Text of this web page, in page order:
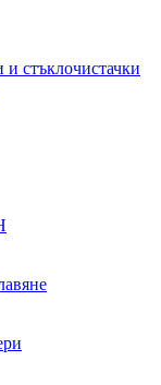
стъклочистачки